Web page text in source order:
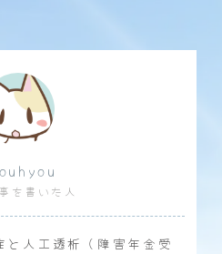
を書いた人
人工透析（障害年金受